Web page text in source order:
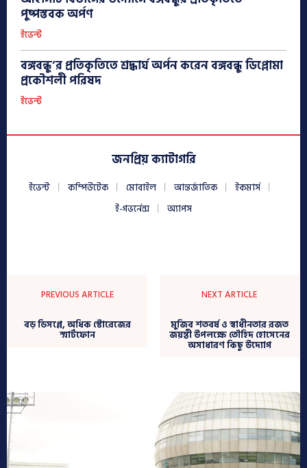
পুষ্পস্তবক অর্পণ
ইভেন্ট
বঙ্গবন্ধু’র প্রতিকৃতিতে শ্রদ্ধার্ঘ অর্পন করেন বঙ্গবন্ধু ডিপ্লোমা
প্রকৌশলী পরিষদ
ইভেন্ট
জনপ্রিয় ক্যাটাগরি
ইভেন্ট কম্পিউটেক মোবাইল আন্তর্জাতিক
ইকমার্স
ই-গভর্নেন্স
অ্যাপস
PREVIOUS ARTICLE
বড় ডিসপ্লে, অধিক স্টোরেজের
স্মার্টফোন
NEXT ARTICLE
মুজিব শতবর্ষ ও স্বাধীনতার রজত
জয়ন্তী উপলক্ষে তৌহিদ হোসেনের
অসাধারণ কিছু উদ্যোগ